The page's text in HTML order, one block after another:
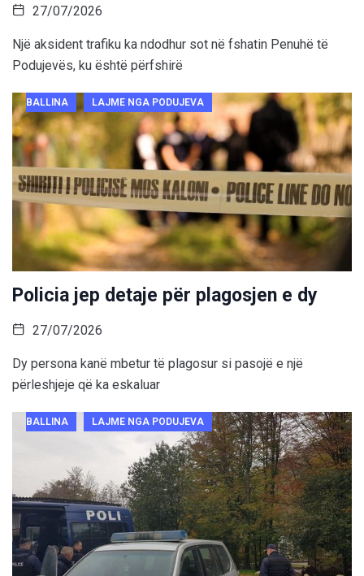
27/07/2026
Një aksident trafiku ka ndodhur sot në fshatin Penuhë të
Podujevës, ku është përfshirë
BALLINA LAJME NGA PODUJEVA
Policia jep detaje për plagosjen e dy
27/07/2026
Dy persona kanë mbetur të plagosur si pasojë e një
përleshjeje që ka eskaluar
BALLINA LAJME NGA PODUJEVA